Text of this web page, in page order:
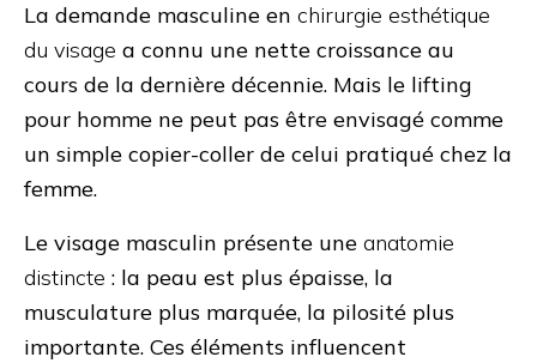
La demande masculine en chirurgie esthétique
du visage a connu une nette croissance au
cours de la dernière décennie. Mais le lifting
pour homme ne peut pas être envisagé comme
un simple copier-coller de celui pratiqué chez la
femme.
Le visage masculin présente une anatomie
distincte : la peau est plus épaisse, la
musculature plus marquée, la pilosité plus
importante. Ces éléments influencent